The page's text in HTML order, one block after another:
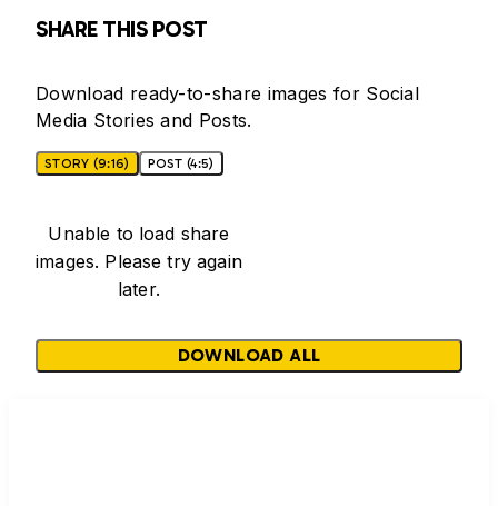
SHARE THIS POST
Download ready-to-share images for Social
Media Stories and Posts.
STORY (9:16) POST (4:5)
Unable to load share
images. Please try again
later.
DOWNLOAD ALL